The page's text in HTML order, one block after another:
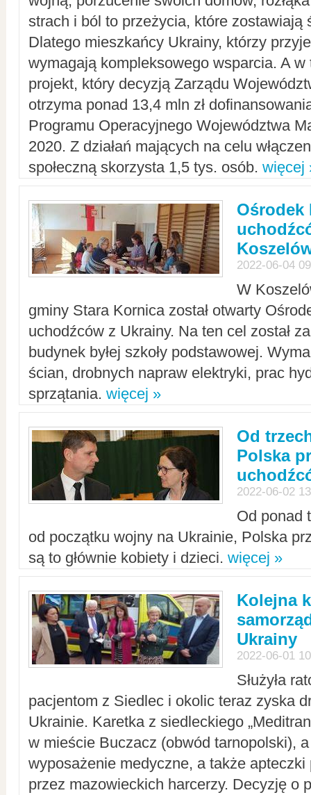
strach i ból to przeżycia, które zostawiają
Dlatego mieszkańcy Ukrainy, którzy
wymagają kompleksowego wsparcia. A w
projekt, który decyzją Zarządu
otrzyma ponad 13,4 mln zł
Programu Operacyjnego Województwa
2020. Z działań mających na celu
społeczną skorzysta 1,5 tys. osób. więcej
Ośrodek
2022-06-04
W
gminy Stara Kornica został otwarty
uchodźców z Ukrainy. Na ten cel został
budynek byłej szkoły podstawowej.
ścian, drobnych napraw elektryki, prac
sprzątania. więcej »
Od
Polska
2022-06-02
Od ponad
od początku wojny na Ukrainie, Polska
są to głównie kobiety i dzieci. więcej »
Kolejna
Ukrainy
2022-06-01
Służyła
pacjentom z Siedlec i okolic teraz zyska
Ukrainie. Karetka z siedleckiego
w mieście Buczacz (obwód tarnopolski),
wyposażenie medyczne, a także apteczki
przez mazowieckich harcerzy. Decyzję o